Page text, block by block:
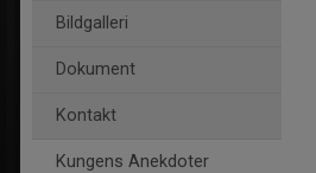
Bildgalleri
Dokument
Kontakt
Kungens Anekdoter